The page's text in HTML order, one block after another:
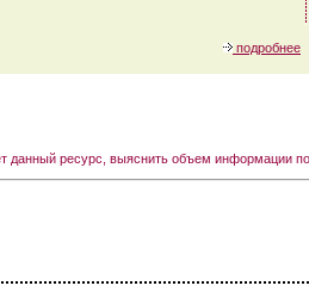
подробнее
ресурс, выяснить объем информации